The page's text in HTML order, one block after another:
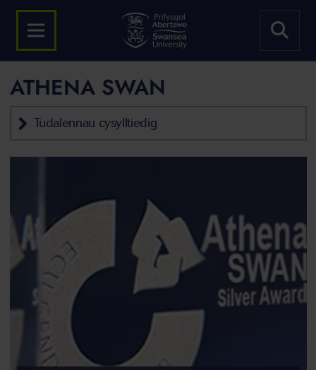
ATHENA SWAN
Tudalennau cysylltiedig